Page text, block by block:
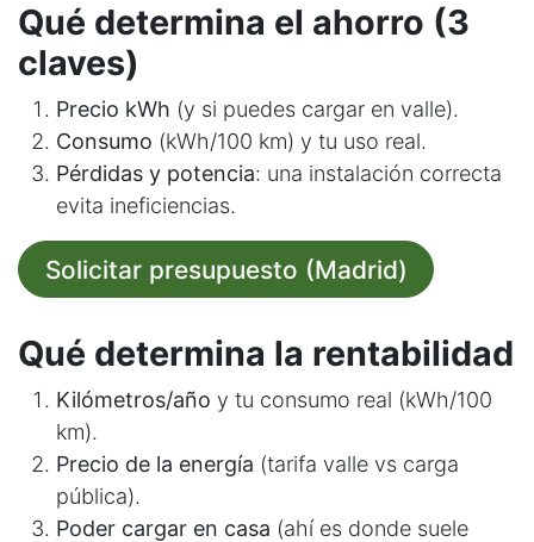
Qué determina el ahorro (3
claves)
Precio kWh (y si puedes cargar en valle).
Consumo (kWh/100 km) y tu uso real.
Pérdidas y potencia: una instalación correcta
evita ineficiencias.
Solicitar presupuesto (Madrid)
Qué determina la rentabilidad
Kilómetros/año y tu consumo real (kWh/100
km).
Precio de la energía (tarifa valle vs carga
pública).
Poder cargar en casa (ahí es donde suele